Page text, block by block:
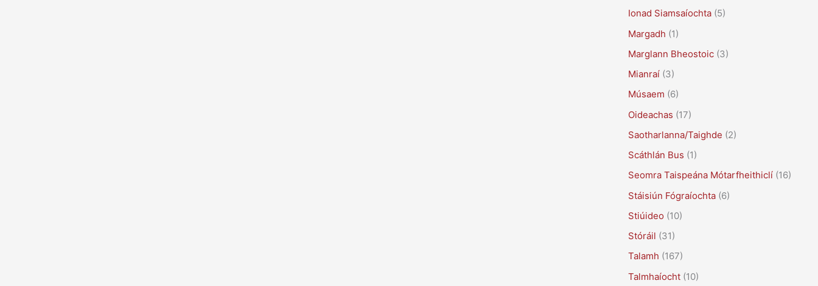
Ionad Siamsaíochta (5)
Margadh (1)
Marglann Bheostoic (3)
Mianraí (3)
Músaem (6)
Oideachas (17)
Saotharlanna/Taighde (2)
Scáthlán Bus (1)
Seomra Taispeána Mótarfheithiclí (16)
Stáisiún Fógraíochta (6)
Stiúideo (10)
Stóráil (31)
Talamh (167)
Talmhaíocht (10)